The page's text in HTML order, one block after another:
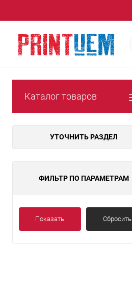
Каталог товаров
УТОЧНИТЬ РАЗДЕЛ
ФИЛЬТР ПО ПАРАМЕТРАМ
Показать Сбросить